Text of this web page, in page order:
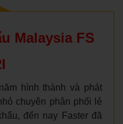
Malaysia FS
hình thành và phát
chuyên phân phối lẻ
đến nay Faster đã